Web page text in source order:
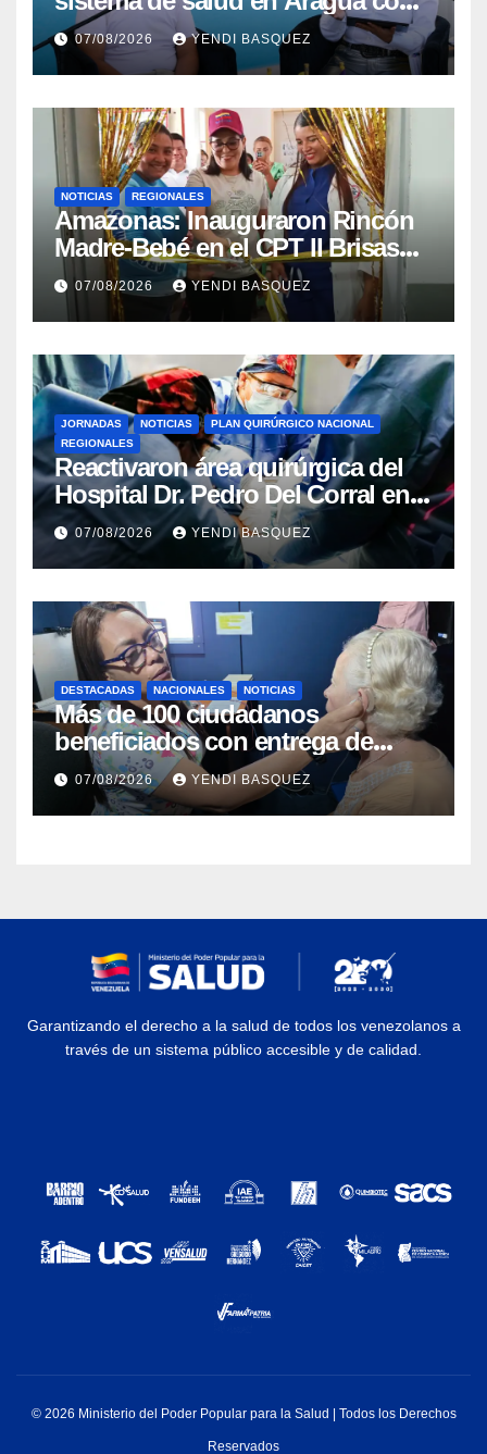
la reinauguración del CDI La
Mora
07/08/2026 YENDI BASQUEZ
NOTICIAS REGIONALES
​Amazonas: Inauguraron Rincón
Madre-Bebé en el CPT II Brisas
del Aeropuerto ​Inauguraron
Rincón
07/08/2026 YENDI BASQUEZ
JORNADAS NOTICIAS
PLAN QUIRÚRGICO NACIONAL
REGIONALES
Reactivaron área quirúrgica del
Hospital Dr. Pedro Del Corral en
Guárico
07/08/2026 YENDI BASQUEZ
DESTACADAS NACIONALES NOTICIAS
Más de 100 ciudadanos
beneficiados con entrega de
prótesis auditivas en el Centro de
Rehabilitación J.J. Arvelo
07/08/2026 YENDI BASQUEZ
Garantizando el derecho a la salud de todos los venezolanos a
través de un sistema público accesible y de calidad.
© 2026 Ministerio del Poder Popular para la Salud | Todos los Derechos
Reservados